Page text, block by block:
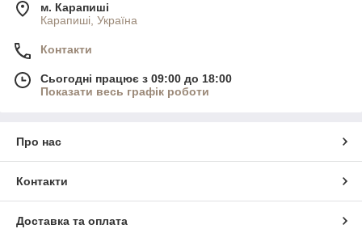
м. Карапиші
Карапиші, Україна
Контакти
Сьогодні працює з 09:00 до 18:00
Показати весь графік роботи
Про нас
Контакти
Доставка та оплата